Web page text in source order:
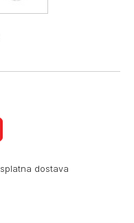
dostava